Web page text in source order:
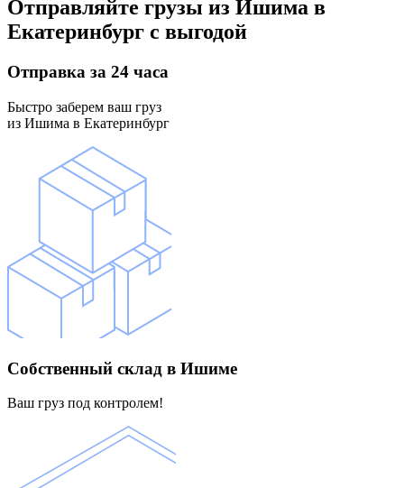
Отправляйте грузы из Ишима в
Екатеринбург с выгодой
Отправка за 24 часа
Быстро заберем ваш груз
из Ишима в Екатеринбург
Собственный склад в Ишиме
Ваш груз под контролем!